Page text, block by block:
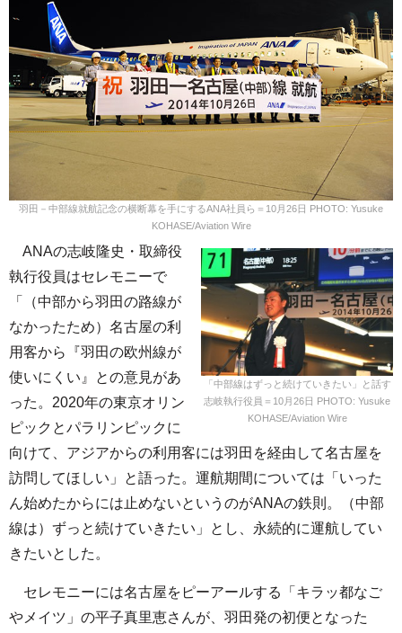
羽田－中部線就航記念の横断幕を手にするANA社員ら＝10月26日 PHOTO: Yusuke
KOHASE/Aviation Wire
「中部線はずっと続けていきたい」と話す
志岐執行役員＝10月26日 PHOTO: Yusuke
KOHASE/Aviation Wire
ANAの志岐隆史・取締役
執行役員はセレモニーで
「（中部から羽田の路線が
なかったため）名古屋の利
用客から『羽田の欧州線が
使いにくい』との意見があ
った。2020年の東京オリン
ピックとパラリンピックに
向けて、アジアからの利用客には羽田を経由して名古屋を
訪問してほしい」と語った。運航期間については「いった
ん始めたからには止めないというのがANAの鉄則。（中部
線は）ずっと続けていきたい」とし、永続的に運航してい
きたいとした。
セレモニーには名古屋をピーアールする「キラッ都なご
やメイツ」の平子真里恵さんが、羽田発の初便となった